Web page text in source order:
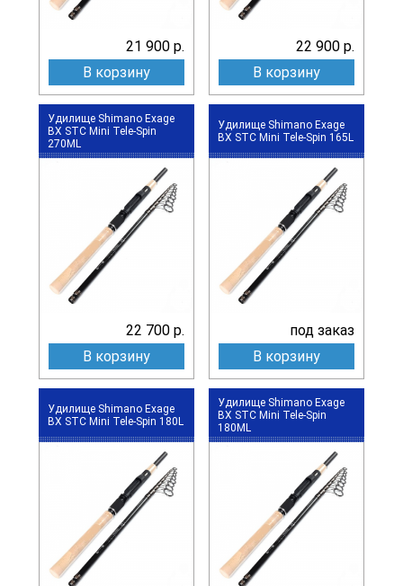
21 900 р.
В корзину
22 900 р.
В корзину
Удилище Shimano Exage
BX STC Mini Tele-Spin
270ML
22 700 р.
В корзину
Удилище Shimano Exage
BX STC Mini Tele-Spin 165L
под заказ
В корзину
Удилище Shimano Exage
BX STC Mini Tele-Spin 180L
Удилище Shimano Exage
BX STC Mini Tele-Spin
180ML